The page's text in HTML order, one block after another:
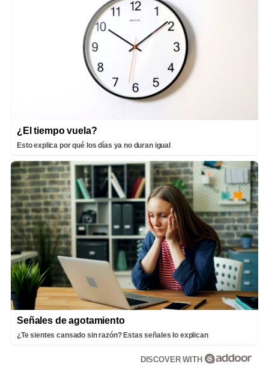
¿El tiempo vuela?
Esto explica por qué los días ya no duran igual
Señales de agotamiento
¿Te sientes cansado sin razón? Estas señales lo explican
DISCOVER WITH